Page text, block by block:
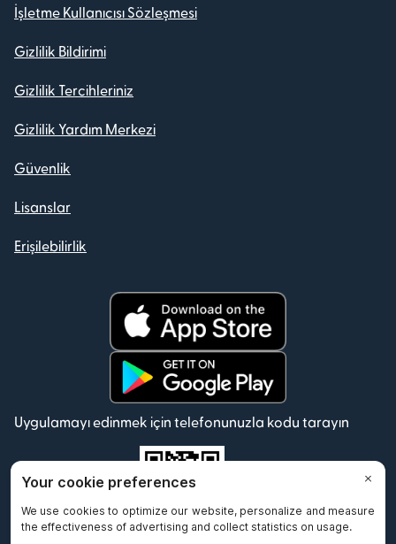
İşletme Kullanıcısı Sözleşmesi
Gizlilik Bildirimi
Gizlilik Tercihleriniz
Gizlilik Yardım Merkezi
Güvenlik
Lisanslar
Erişilebilirlik
Uygulamayı edinmek için telefonunuzla kodu tarayın